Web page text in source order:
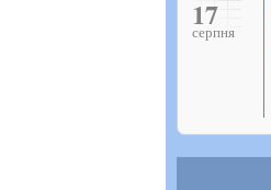
17
серпня